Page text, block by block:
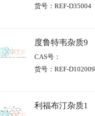
货号：REF-D35004
度鲁特韦杂质9
CAS号：
货号：REF-D102009
利福布汀杂质1